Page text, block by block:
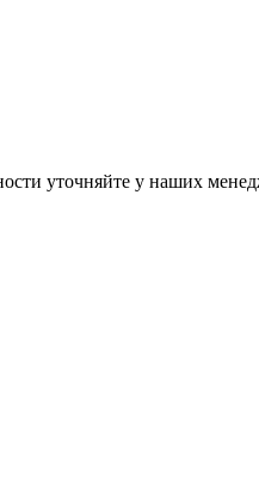
уточняйте у наших